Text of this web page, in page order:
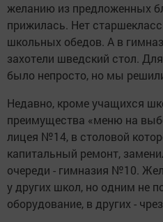
желанию из предложенных
прижилась. Нет
школьных обедов. А в
захотели шведский стол.
было непросто, но мы
Недавно, кроме учащихся
преимущества «меню на
лицея №14, в столовой
капитальный ремонт,
очереди - гимназия №10.
у других школ, но одним не
оборудование, в других -